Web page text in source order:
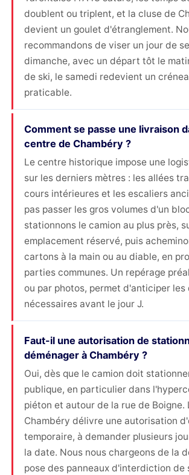
doublent ou triplent, et la cluse de
devient un goulet d'étranglement.
recommandons de viser un jour de
dimanche, avec un départ tôt le
de ski, le samedi redevient un
praticable.
Comment se passe une livraison
centre de Chambéry ?
Le centre historique impose une
sur les derniers mètres : les allées
cours intérieures et les escaliers
pas passer les gros volumes d'un
stationnons le camion au plus près,
emplacement réservé, puis
cartons à la main ou au diable, en
parties communes. Un repérage
ou par photos, permet d'anticiper les
nécessaires avant le jour J.
Faut-il une autorisation de
déménager à Chambéry ?
Oui, dès que le camion doit
publique, en particulier dans
piéton et autour de la rue de Boigne.
Chambéry délivre une autorisation
temporaire, à demander plusieurs
la date. Nous nous chargeons de la
pose des panneaux d'interdiction de